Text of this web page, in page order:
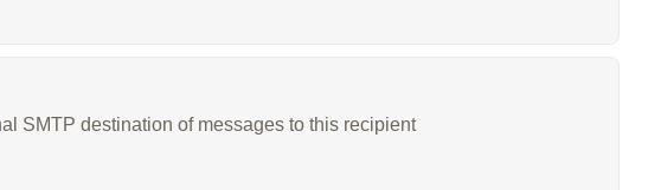
SMTP destination of messages to this recipient